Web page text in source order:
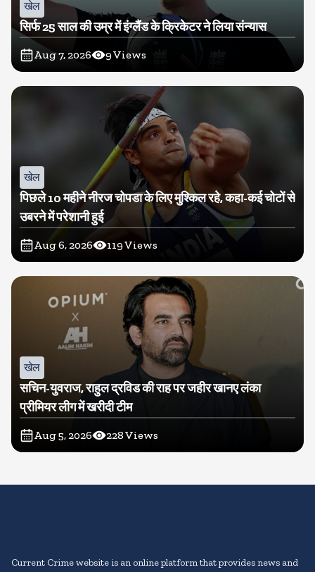
खेल
सिर्फ 25 साल की उम्र में इंग्लैंड के क्रिकेटर ने लिया संन्यास
Aug 7, 2026 9Views
खेल
पिछले 10 महीने नीरज चोपडा के लिए मुश्किल रहे, कहा-कई चोटों से
उबरने में परेशानी हुई
Aug 6, 2026 119Views
खेल
सचिन-युवराज, राहुल द्रविड की राह पर जहीर खानए लंका
प्रीमियर लीग में खरीदी टीम
Aug 5, 2026 228Views
Current Crime website is an online platform that provides news and